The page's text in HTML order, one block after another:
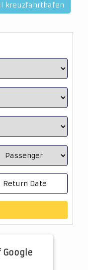
kreuzfahrthafen
Google